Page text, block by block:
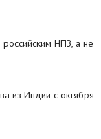
российским НПЗ, а не
из Индии с октября